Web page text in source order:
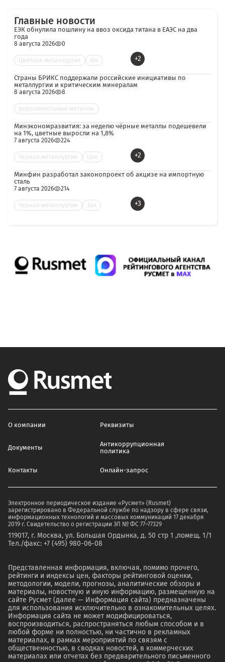
Главные новости
ЕЭК обнулила пошлину на ввоз оксида титана в ЕАЭС на два
года
8 августа 2026 0
Цветная металлургия Им +2
Страны БРИКС поддержали российские инициативы по
металлургии и критическим минералам
8 августа 2026 8
редкоземельные металлы
Минэкономразвития: за неделю чёрные металлы подешевели
на 1%, цветные выросли на 1,8%
7 августа 2026 224
Черная металлургия Цве +2
Минфин разработал законопроект об акцизе на импортную
сталь
7 августа 2026 214
Черная металлургия Зак +3
О компании Реквизиты
Документы
Антикоррупционная
политика
Контакты Онлайн-запрос
Электронное периодическое издание «Русмет» (Rusmet)
зарегистрировано в Федеральной службе по надзору в сфере связи,
информационных технологий и массовых коммуникаций 17 декабря
2019 г. Свидетельство о регистрации ЭЛ № ФС 77–77329
119017, г. Москва, ул. Большая Ордынка, д. 50 стр 1 ,помещ. 1/1
Тел./факс: +7 (495) 980-06-08
Представленная информация, включая, помимо прочего,
рейтинги и индексы цен, факторы рейтинговой оценки,
методологии, модели, прогнозы, аналитические обзоры и
материалы, новостную и иную информацию, размещенную на
сайте Русмет (далее — Информация сайта) предназначены
для использования исключительно в ознакомительных целях.
Информация сайта не может модифицироваться,
воспроизводиться, распространяться любым способом и в
любой форме ни полностью, ни частично в рекламных
материалах, в рамках мероприятий по связям с
общественностью, в сводках новостей, в коммерческих
материалах или отчетах без предварительного письменного